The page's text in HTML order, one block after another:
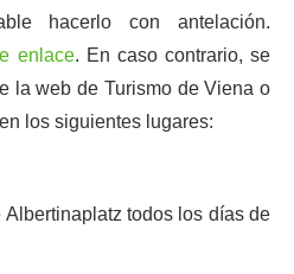
hacerlo con antelación.
enlace. En caso contrario, se
la web de Turismo de Viena o
los siguientes lugares:
todos los días de